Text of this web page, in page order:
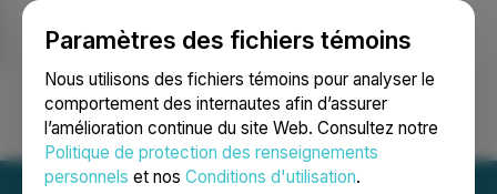
Paramètres des fichiers témoins
Nous utilisons des fichiers témoins pour analyser le
comportement des internautes afin d’assurer
l’amélioration continue du site Web. Consultez notre
Politique de protection des renseignements
personnels et nos Conditions d'utilisation.
Ouvrir une session Recherche English